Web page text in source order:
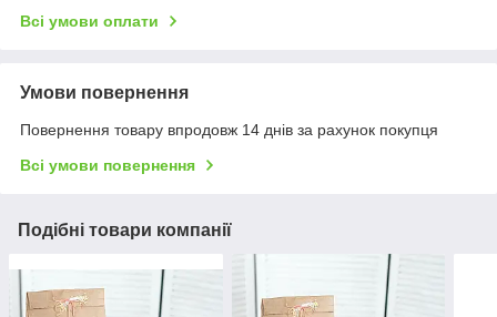
Всі умови оплати
Умови повернення
Повернення товару впродовж 14 днів за рахунок покупця
Всі умови повернення
Подібні товари компанії